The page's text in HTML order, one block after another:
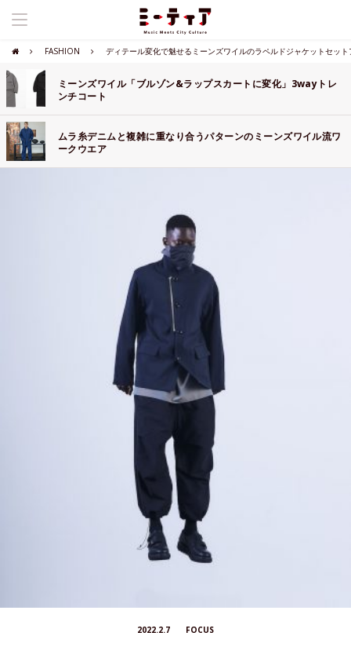
FASHION ディテール変化で魅せるミーンズワイルのラペルドジャケットセット
ミーンズワイル「ブルゾン&ラップスカートに変化」3wayトレ
ンチコート
ムラ糸デニムと複雑に重なり合うパターンのミーンズワイル流ワ
ークウエア
2022.2.7 FOCUS